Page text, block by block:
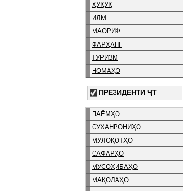
ҲУҚУҚ
ИЛМ
МАОРИФ
ФАРҲАНГ
ТУРИЗМ
НОМАҲО
ПРЕЗИДЕНТИ ҶТ
ПАЁМҲО
СУХАНРОНИҲО
МУЛОҚОТҲО
САФАРҲО
МУСОҲИБАҲО
МАҚОЛАҲО